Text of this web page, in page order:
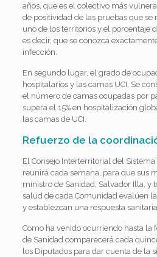
años, que es el colectivo más
de positividad de las pruebas que se
uno de los territorios y el porcentaje
es decir, que se conozca
infección.
En segundo lugar, el grado de
hospitalarios y las camas UCI. Se
el número de camas ocupadas por
supera el 15% en hospitalización
las camas de UCI.
Refuerzo de la
El Consejo Interterritorial del
reunirá cada semana, para que sus
ministro de Sanidad, Salvador Illa, y
salud de cada Comunidad evalúen
y establezcan una respuesta
Como ha venido ocurriendo hasta la
de Sanidad comparecerá cada
los Diputados para dar cuenta de la